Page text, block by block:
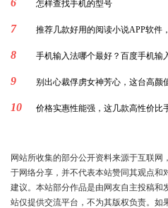
6 怎样查找手机的型号
7 推荐几款好用的阅读小说APP软件
8 手机输入法哪个最好？百度手机输
9 别出心裁俘虏女神芳心，这台高颜
10 价格实惠性能强，这几款高性价比
网站所收集的部分公开资料来源于互联网
于网络分享，并不代表本站赞同其观点和
建议。本站部分作品是由网友自主投稿和
站仅提供交流平台，不为其版权负责。如